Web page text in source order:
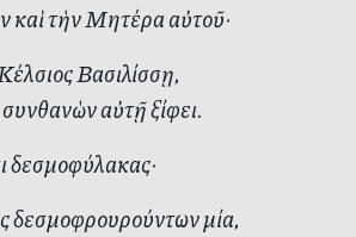
καὶ τὴν Μητέρα αὐτοῦ·
Βασιλίσσῃ,
αὐτῇ ξίφει.
δεσμοφύλακας·
δεσμοφρουρούντων μία,